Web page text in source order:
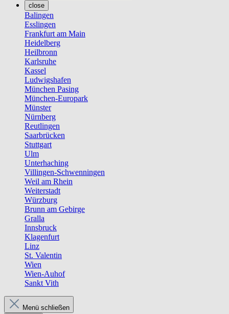
close
Balingen
Esslingen
Frankfurt am Main
Heidelberg
Heilbronn
Karlsruhe
Kassel
Ludwigshafen
München Pasing
München-Europark
Münster
Nürnberg
Reutlingen
Saarbrücken
Stuttgart
Ulm
Unterhaching
Villingen-Schwenningen
Weil am Rhein
Weiterstadt
Würzburg
Brunn am Gebirge
Gralla
Innsbruck
Klagenfurt
Linz
St. Valentin
Wien
Wien-Auhof
Sankt Vith
Menü schließen